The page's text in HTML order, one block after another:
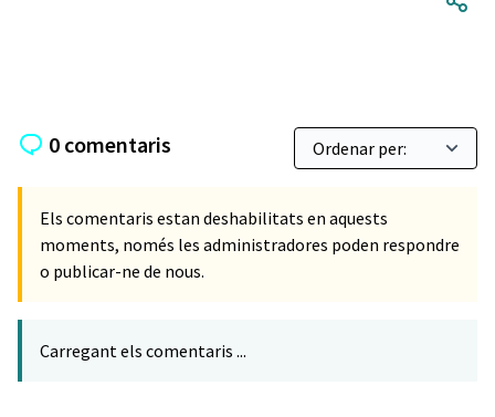
0 comentaris
Els comentaris estan deshabilitats en aquests
moments, només les administradores poden respondre
o publicar-ne de nous.
Carregant els comentaris ...